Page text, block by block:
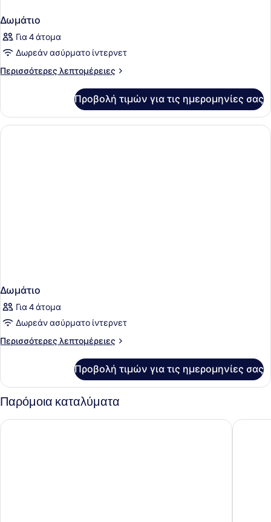
Δωμάτιο
Για 4 άτομα
Δωρεάν ασύρματο ίντερνετ
Περισσότερες λεπτομέρειες
Περισσότερες
Προβολή τιμών για τις ημερομηνίες σας
Δωμάτιο
Για 4 άτομα
Δωρεάν ασύρματο ίντερνετ
Περισσότερες λεπτομέρειες
Περισσότερες
Προβολή τιμών για τις ημερομηνίες σας
Παρόμοια καταλύματα
Martin's Brugge Martin's